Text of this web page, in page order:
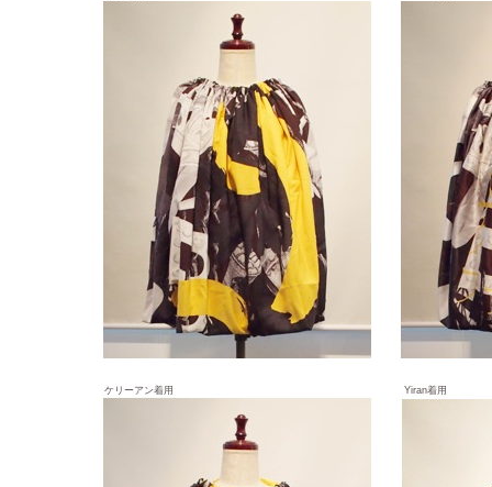
ケリーアン着用 Yiran着用